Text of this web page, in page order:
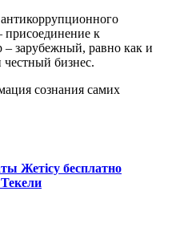
присоединение к
зарубежный, равно как и
честный бизнес.
сознания самих
Жетісу бесплатно